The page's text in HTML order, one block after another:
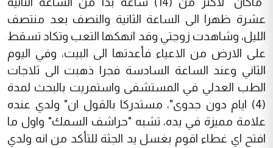
عشرة ظهرا الى الساعة الثانية والنصف بعد منتصف
الليل، وشاهدت زوجتي وقد انهكها التعب وتكاد تسقط
على الارض من الاعياء فأعدتها الى البيت، وفي اليوم
الثاني وعند الساعة السادسة فجرا ذهبت الى ثلاجات
الطب العدلي في المستشفى واستمريت بالبحث لمدة
(4) ايام دون جدوى"، مستدركا بالقول ان" ولدي عنده
علامة مميزة في يده، تشبه "حراشف السمك" واول ما
افتح اي غطاء اقوم بغسل يد الجثة للتأكد من انه ولدي